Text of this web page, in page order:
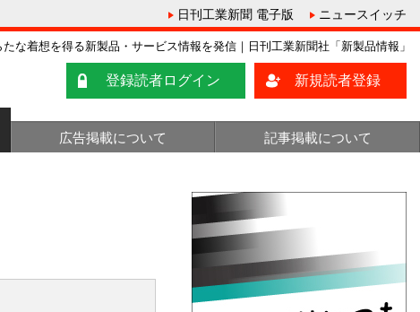
日刊工業新聞 電子版 ニュースイッチ
な着想を得る新製品・サービス情報を発信｜日刊工業新聞社「新製品情報」
登録読者ログイン 新規読者登録
広告掲載について 記事掲載について